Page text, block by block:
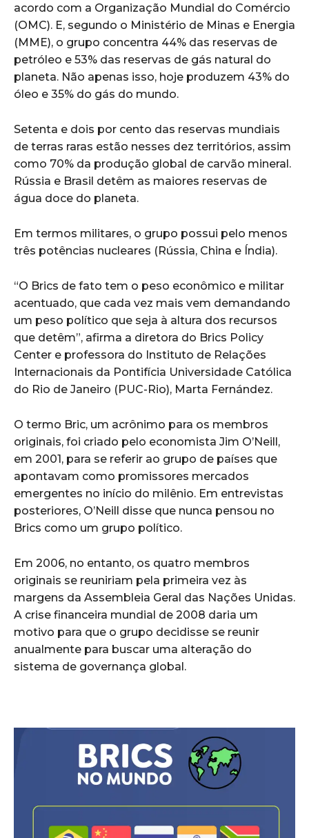
acordo com a Organização Mundial do Comércio
(OMC). E, segundo o Ministério de Minas e Energia
(MME), o grupo concentra 44% das reservas de
petróleo e 53% das reservas de gás natural do
planeta. Não apenas isso, hoje produzem 43% do
óleo e 35% do gás do mundo.
Setenta e dois por cento das reservas mundiais
de terras raras estão nesses dez territórios, assim
como 70% da produção global de carvão mineral.
Rússia e Brasil detêm as maiores reservas de
água doce do planeta.
Em termos militares, o grupo possui pelo menos
três potências nucleares (Rússia, China e Índia).
“O Brics de fato tem o peso econômico e militar
acentuado, que cada vez mais vem demandando
um peso político que seja à altura dos recursos
que detêm”, afirma a diretora do Brics Policy
Center e professora do Instituto de Relações
Internacionais da Pontifícia Universidade Católica
do Rio de Janeiro (PUC-Rio), Marta Fernández.
O termo Bric, um acrônimo para os membros
originais, foi criado pelo economista Jim O’Neill,
em 2001, para se referir ao grupo de países que
apontavam como promissores mercados
emergentes no início do milênio. Em entrevistas
posteriores, O’Neill disse que nunca pensou no
Brics como um grupo político.
Em 2006, no entanto, os quatro membros
originais se reuniriam pela primeira vez às
margens da Assembleia Geral das Nações Unidas.
A crise financeira mundial de 2008 daria um
motivo para que o grupo decidisse se reunir
anualmente para buscar uma alteração do
sistema de governança global.